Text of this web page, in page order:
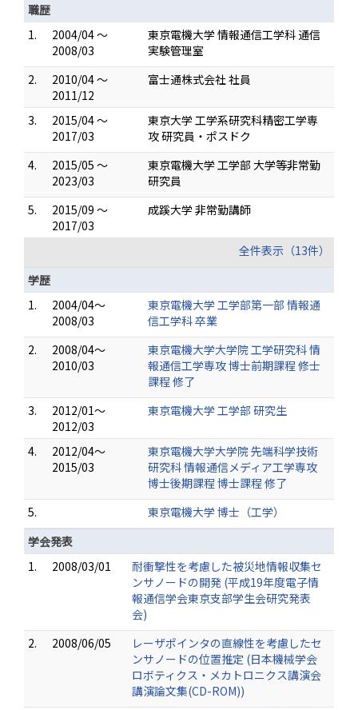
職歴
1.
2004/04 ～
2008/03
東京電機大学 情報通信工学科 通信
実験管理室
2.
2010/04 ～
2011/12
富士通株式会社 社員
3.
2015/04 ～
2017/03
東京大学 工学系研究科精密工学専
攻 研究員・ポスドク
4.
2015/05 ～
2023/03
東京電機大学 工学部 大学等非常勤
研究員
5.
2015/09 ～
2017/03
成蹊大学 非常勤講師
全件表示（13件）
学歴
1.
2004/04～
2008/03
東京電機大学 工学部第一部 情報通
信工学科 卒業
2.
2008/04～
2010/03
東京電機大学大学院 工学研究科 情
報通信工学専攻 博士前期課程 修士
課程 修了
3.
2012/01～
2012/03
東京電機大学 工学部 研究生
4.
2012/04～
2015/03
東京電機大学大学院 先端科学技術
研究科 情報通信メディア工学専攻
博士後期課程 博士課程 修了
5.
東京電機大学 博士（工学）
学会発表
1.
2008/03/01
耐衝撃性を考慮した被災地情報収集セ
ンサノードの開発 (平成19年度電子情
報通信学会東京支部学生会研究発表
会)
2.
2008/06/05
レーザポインタの直線性を考慮したセ
ンサノードの位置推定 (日本機械学会
ロボティクス・メカトロニクス講演会
講演論文集(CD-ROM))